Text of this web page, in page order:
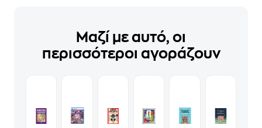
Μαζί με αυτό, οι
περισσότεροι αγοράζουν